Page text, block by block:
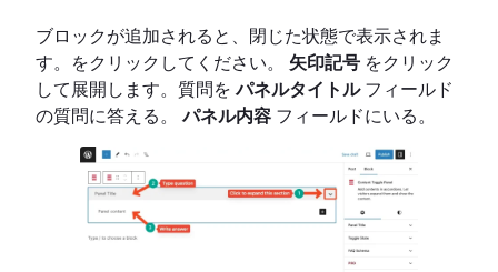
ブロックが追加されると、閉じた状態で表示されま
す。をクリックしてください。 矢印記号 をクリック
して展開します。質問をパネルタイトルフィールド
の質問に答える。パネル内容 フィールドにいる。